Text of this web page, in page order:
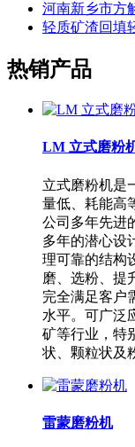
河南新乡市方
轻质矿渣回填
热销产品
LM 立式磨粉
立式磨粉机是
量低、耗能高
公司多年先进
多年的潜心设
理可靠的结构
磨、选粉、提
完全满足客户
水平。可广泛
矿等行业，特
状、颗粒状及
雷蒙磨粉机